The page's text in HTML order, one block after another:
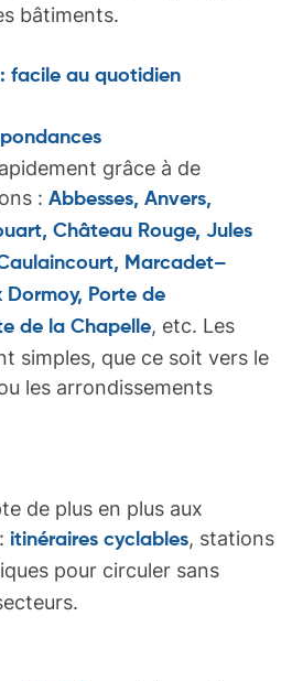
bâtiments.
facile au quotidien
grâce à de
: Abbesses, Anvers,
Château Rouge, Jules
Marcadet–
Dormoy, Porte de
de la Chapelle, etc. Les
simples, que ce soit vers le
les arrondissements
de plus en plus aux
itinéraires cyclables, stations
pour circuler sans